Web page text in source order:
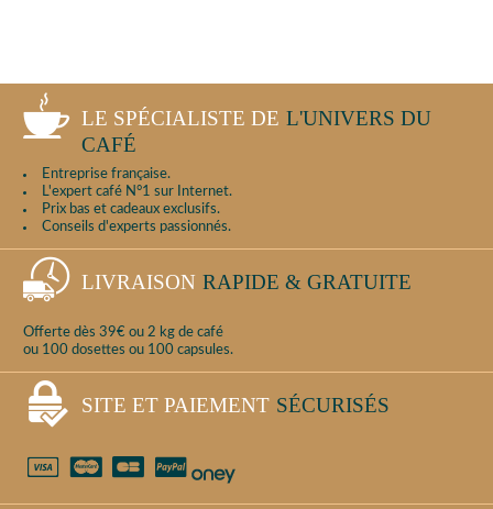
LE SPÉCIALISTE DE L'UNIVERS DU
CAFÉ
Entreprise française.
L'expert café N°1 sur Internet.
Prix bas et cadeaux exclusifs.
Conseils d'experts passionnés.
LIVRAISON RAPIDE & GRATUITE
Offerte dès 39€ ou 2 kg de café
ou 100 dosettes ou 100 capsules.
SITE ET PAIEMENT SÉCURISÉS